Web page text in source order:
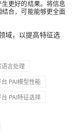
更好的结果。将信息
合，可能能够更全面
域，以提高特征选
语言处理
PAI模型性能
PAI特征选择